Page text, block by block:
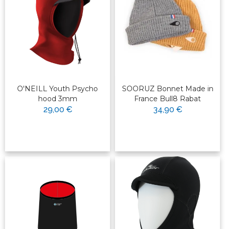
O'NEILL Youth Psycho
hood 3mm
29,00 €
SOORUZ Bonnet Made in
France Bull8 Rabat
34,90 €